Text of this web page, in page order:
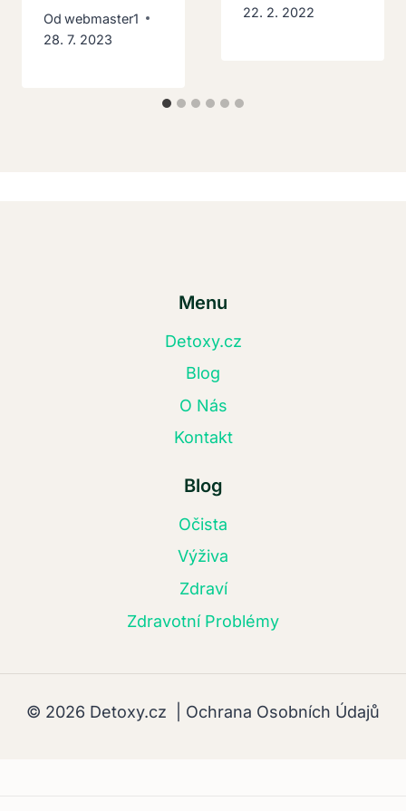
Od webmaster1
28. 7. 2023
22. 2. 2022
Menu
Detoxy.cz
Blog
O Nás
Kontakt
Blog
Očista
Výživa
Zdraví
Zdravotní Problémy
© 2026 Detoxy.cz | Ochrana Osobních Údajů